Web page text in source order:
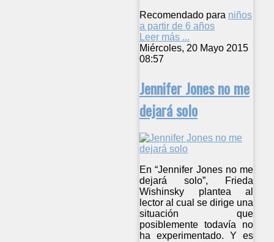
Recomendado para niños
a partir de 6 años
Leer más ...
Miércoles, 20 Mayo 2015
08:57
Jennifer Jones no me
dejará solo
En “Jennifer Jones no me
dejará solo”, Frieda
Wishinsky plantea al
lector al cual se dirige una
situación que
posiblemente todavía no
ha experimentado. Y es